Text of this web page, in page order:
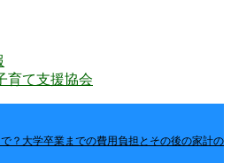
育て支援協会
？大学卒業までの費用負担とその後の家計の